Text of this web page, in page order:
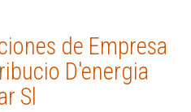
de Empresa
D'energia
Sl